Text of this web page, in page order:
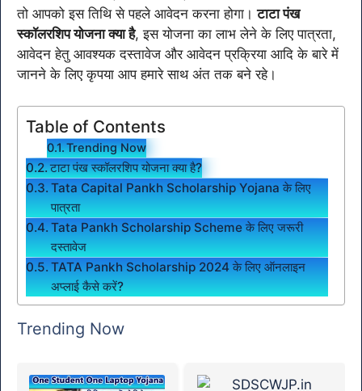
तो आपको इस तिथि से पहले आवेदन करना होगा।टाटा पंख
स्कॉलरशिप योजना क्या है, इस योजना का लाभ लेने के लिए पात्रता,
आवेदन हेतु आवश्यक दस्तावेज और आवेदन प्रक्रिया आदि के बारे में
जानने के लिए कृपया आप हमारे साथ अंत तक बने रहे।
Table of Contents
Trending Now
टाटा पंख स्कॉलरशिप योजना क्या है?
Tata Capital Pankh Scholarship Yojana के लिए
पात्रता
Tata Pankh Scholarship Scheme के लिए जरूरी
दस्तावेज
TATA Pankh Scholarship 2024 के लिए ऑनलाइन
अप्लाई कैसे करें?
Trending Now